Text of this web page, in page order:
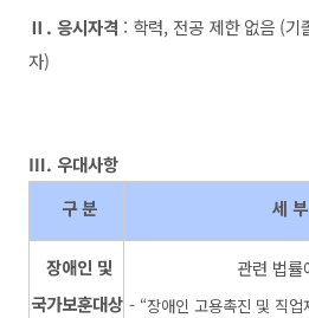
Ⅱ. 응시자격 : 학력, 전공 제한 없음 (기
자)
Ⅲ. 우대사항
구 분
세
장애인 및
국가보훈대상
관련 법률
- “장애인 고용촉진 및 직업